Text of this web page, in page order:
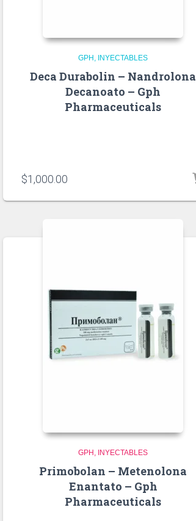
GPH INYECTABLES
Deca Durabolin – Nandrolona
Decanoato – Gph
Pharmaceuticals
$1,000.00
GPH INYECTABLES
Primobolan – Metenolona
Enantato – Gph
Pharmaceuticals